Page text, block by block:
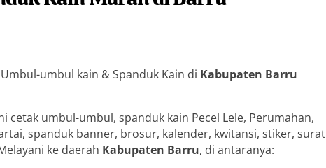
umbul kain & Spanduk Kain di Kabupaten Barru
cetak umbul-umbul, spanduk kain Pecel Lele, Perumahan,
spanduk banner, brosur, kalender, kwitansi, stiker, surat
ke daerah Kabupaten Barru, di antaranya: